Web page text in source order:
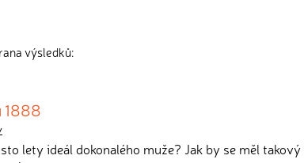
výsledků:
1888
lety ideál dokonalého muže? Jak by se měl takový